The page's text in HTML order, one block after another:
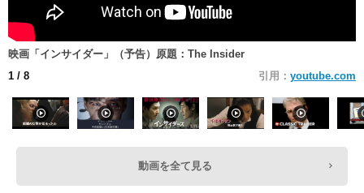
映画「インサイダー」（予告）原題：The Insider
1 / 8 引用： youtube.com
動画を全て見る